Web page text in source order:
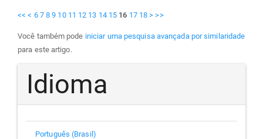
<< < 6 7 8 9 10 11 12 13 14 15 16 17 18 > >>
Você também pode iniciar uma pesquisa avançada por similaridade
para este artigo.
Idioma
Português (Brasil)